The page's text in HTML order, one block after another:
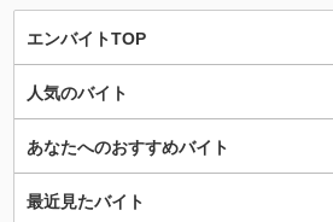
エンバイトTOP
人気のバイト
あなたへのおすすめバイト
最近見たバイト